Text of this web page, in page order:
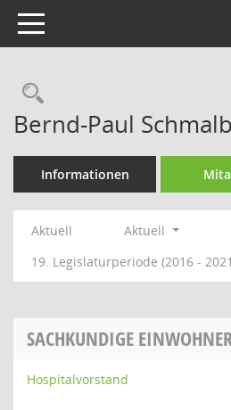
Toggle navigation
Rechercheauswahl
Bernd-Paul
Informationen
Aktuell
Aktuell
19. Legislaturperiode (2016 -
SACHKUNDIGE
Hospitalvorstand